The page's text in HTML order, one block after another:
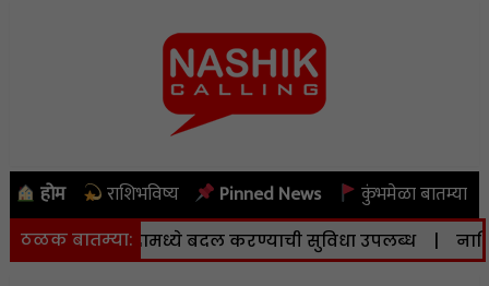
होम राशिभविष्य Pinned News कुंभमेळा बातम्या
ठळक बातम्या:
व केंद्रामध्ये बदल करण्याची सुविधा उपलब्ध | नाशिकला